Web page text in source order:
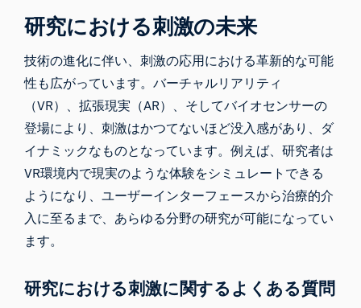
研究における刺激の未来
技術の進化に伴い、刺激の応用における革新的な可能
性も広がっています。バーチャルリアリティ
（VR）、拡張現実（AR）、そしてバイオセンサーの
登場により、刺激はかつてないほど没入感があり、ダ
イナミックなものとなっています。例えば、研究者は
VR環境内で現実のような体験をシミュレートできる
ようになり、ユーザーインターフェースから治療的介
入に至るまで、あらゆる分野の研究が可能になってい
ます。
研究における刺激に関するよくある質問